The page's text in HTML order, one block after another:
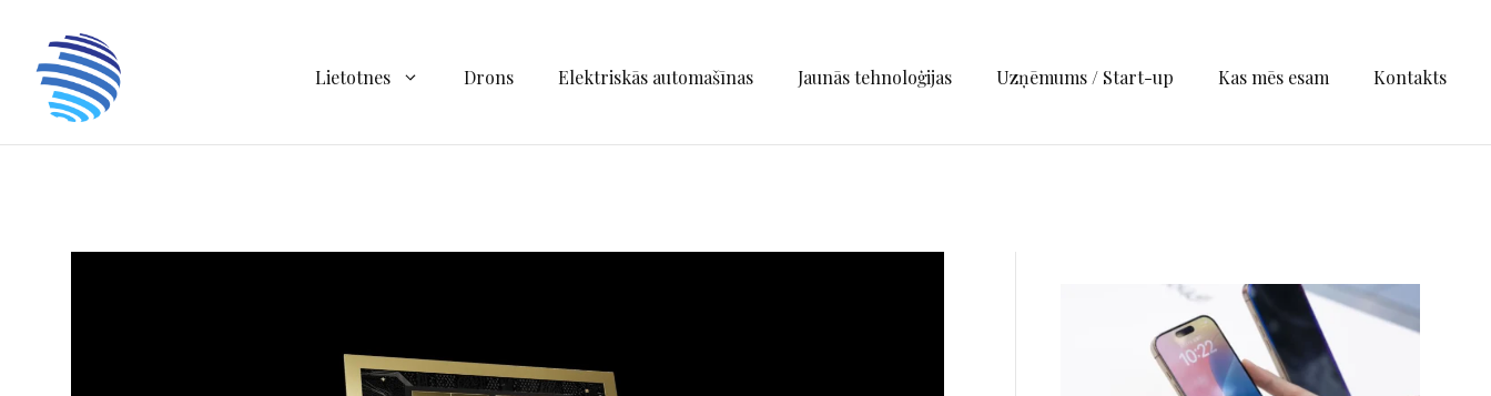
saturu
Lietotnes Drons Elektriskās automašīnas Jaunās tehnoloģijas Uzņēmums / Start-up Kas mēs esam Kontakts